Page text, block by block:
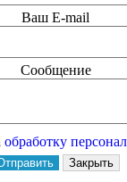
Ваш E-mail
Сообщение
обработку
Закрыть